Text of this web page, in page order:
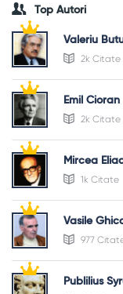
Top Autori
Valeriu
2k Citate
Emil Cioran
2k Citate
Mircea
1k Citate
Vasile
977
Publilius